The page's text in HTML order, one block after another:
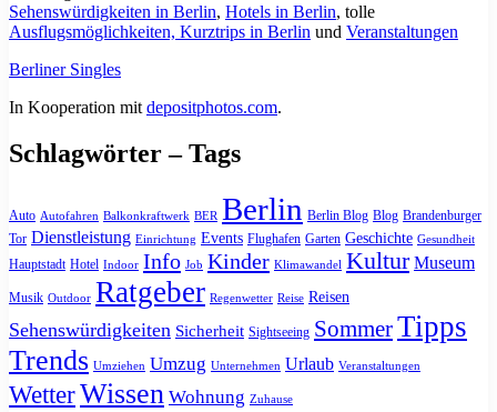
Sehenswürdigkeiten in Berlin, Hotels in Berlin, tolle
Ausflugsmöglichkeiten, Kurztrips in Berlin und Veranstaltungen
Berliner Singles
In Kooperation mit depositphotos.com.
Schlagwörter – Tags
Auto Autofahren Balkonkraftwerk BER Berlin Berlin Blog Blog Brandenburger
Tor Dienstleistung Einrichtung Events Flughafen Garten Geschichte Gesundheit
Hauptstadt Hotel Indoor Info Job Kinder Klimawandel Kultur Museum
Musik Outdoor Ratgeber Regenwetter Reise Reisen
Sehenswürdigkeiten Sicherheit Sightseeing SommerTipps
Trends Umziehen Umzug Unternehmen Urlaub Veranstaltungen
WetterWissen Wohnung Zuhause